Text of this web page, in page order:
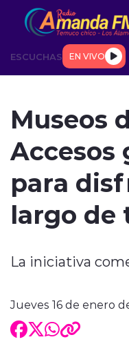
Click acá para ir
ESCUCHAS EN VIVO
modo
Museos
Accesos
para
largo de
La iniciativa
Jueves 16 de enero